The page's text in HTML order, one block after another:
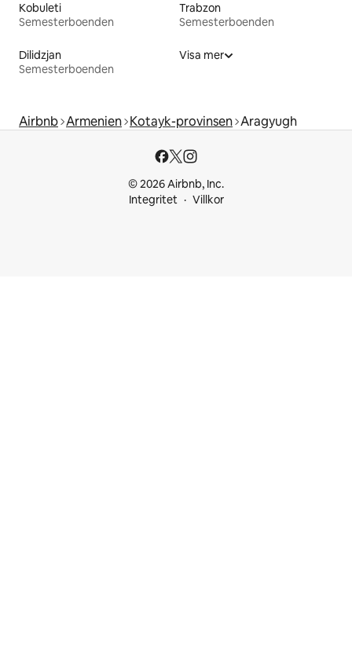
Kobuleti
Semesterboenden
Trabzon
Semesterboenden
Dilidzjan
Semesterboenden
Visa mer
Airbnb Armenien Kotayk-provinsen Aragyugh
© 2026 Airbnb, Inc.
Integritet
Villkor